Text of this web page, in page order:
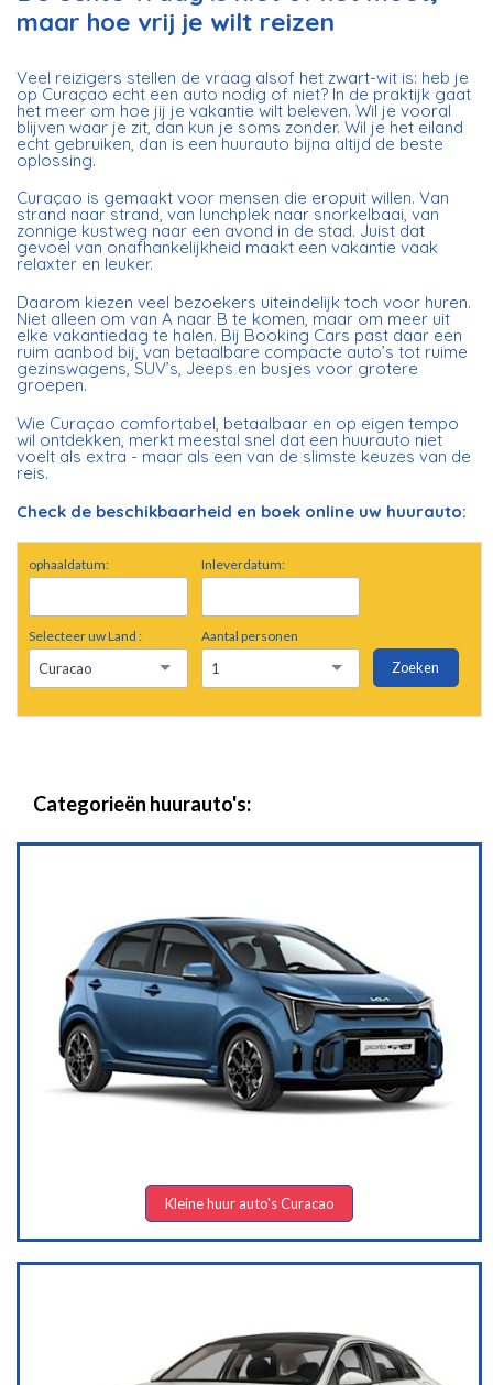
maar hoe vrij je wilt reizen
Veel reizigers stellen de vraag alsof het zwart-wit is: heb je
op Curaçao echt een auto nodig of niet? In de praktijk gaat
het meer om hoe jij je vakantie wilt beleven. Wil je vooral
blijven waar je zit, dan kun je soms zonder. Wil je het eiland
echt gebruiken, dan is een huurauto bijna altijd de beste
oplossing.
Curaçao is gemaakt voor mensen die eropuit willen. Van
strand naar strand, van lunchplek naar snorkelbaai, van
zonnige kustweg naar een avond in de stad. Juist dat
gevoel van onafhankelijkheid maakt een vakantie vaak
relaxter en leuker.
Daarom kiezen veel bezoekers uiteindelijk toch voor huren.
Niet alleen om van A naar B te komen, maar om meer uit
elke vakantiedag te halen. Bij Booking Cars past daar een
ruim aanbod bij, van betaalbare compacte auto’s tot ruime
gezinswagens, SUV’s, Jeeps en busjes voor grotere
groepen.
Wie Curaçao comfortabel, betaalbaar en op eigen tempo
wil ontdekken, merkt meestal snel dat een huurauto niet
voelt als extra - maar als een van de slimste keuzes van de
reis.
Check de beschikbaarheid en boek online uw huurauto:
Selecteer uw Land :
Curacao
ophaaldatum: Inleverdatum:
Aantal personen
1 Zoeken
Categorieën huurauto's:
Kleine huur auto's Curacao